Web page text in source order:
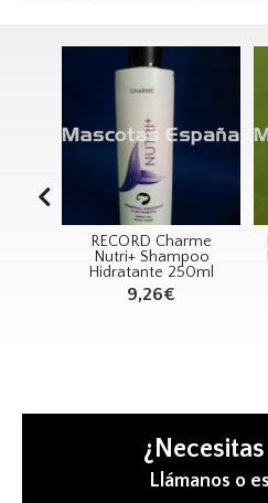
RECORD
Hidrante (Rojo) +
15 Bolsas
Llámanos o